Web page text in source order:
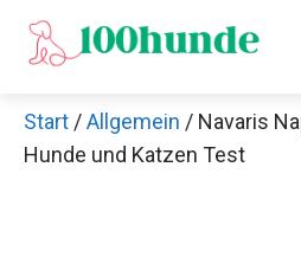
Zum
Inhalt
Start /Allgemein / Navaris
Hunde und Katzen Test